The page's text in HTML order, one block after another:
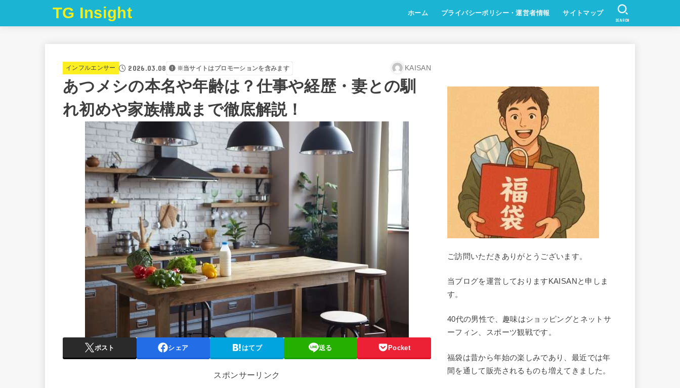
TG Insight ホーム プライバシーポリシー・運営者情報 サイトマップ
SEARCH
インフルエンサー 2026.03.08 ※当サイトはプロモーションを含みます KAISAN
あつメシの本名や年齢は？仕事や経歴・妻との馴
れ初めや家族構成まで徹底解説！
ポスト シェア はてブ 送る Pocket
スポンサーリンク
ご訪問いただきありがとうございます。
当ブログを運営しておりますKAISANと申しま
す。
40代の男性で、趣味はショッピングとネットサ
ーフィン、スポーツ観戦です。
福袋は昔から年始の楽しみであり、最近では年
間を通して販売されるものも増えてきました。